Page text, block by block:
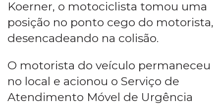
Koerner, o motociclista tomou uma
posição no ponto cego do motorista,
desencadeando na colisão.
O motorista do veículo permaneceu
no local e acionou o Serviço de
Atendimento Móvel de Urgência